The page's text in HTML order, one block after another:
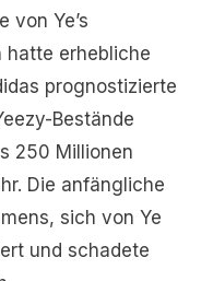
von Ye’s
hatte erhebliche
prognostizierte
Bestände
250 Millionen
Die anfängliche
sich von Ye
und schadete